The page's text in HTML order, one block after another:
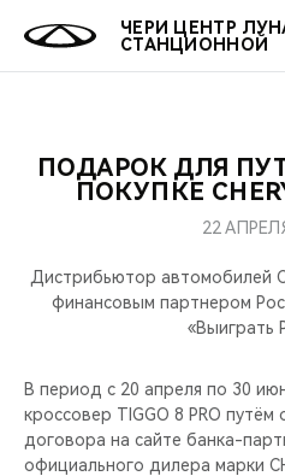
ЧЕРИ ЦЕНТР
СТАНЦИОННОЙ
КРОССОВЕРЫ
СЕДАНЫ
НОВИНКИ
КРЕДИТ И СТРАХОВАНИЕ
ЗАПЧАСТИ И АКСЕССУАРЫ
CHERY CONNECT
МИР
О БРЕНДЕ
ЛЮДИ CHERY
ОНЛАЙН
КРЕДИТ
О
МЫ В СОЦСЕТЯХ
ПОДАРОК ДЛЯ
ПОКУПКЕ
22
Дистрибьютор автомобилей
финансовым партнером
«Выиграть
В период с 20 апреля по 30
кроссовер TIGGO 8 PRO
договора на сайте банка-
официального дилера марки